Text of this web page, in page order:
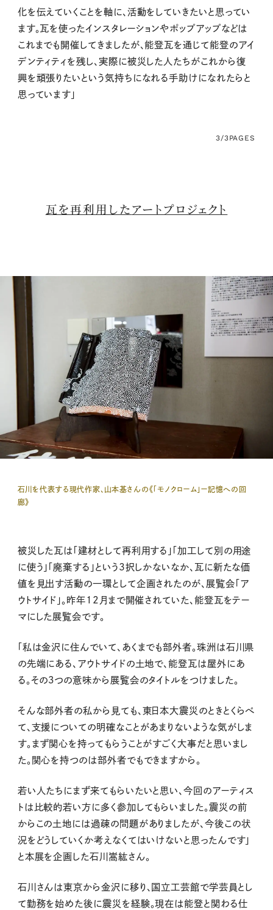
化を伝えていくことを軸に、活動をしていきたいと思ってい
ます。瓦を使ったインスタレーションやポップアップなどは
これまでも開催してきましたが、能登瓦を通じて能登のアイ
デンティティを残し、実際に被災した人たちがこれから復
興を頑張りたいという気持ちになれる手助けになれたらと
思っています」
3/3PAGES
瓦を再利用したアートプロジェクト
石川を代表する現代作家、山本基さんの《「モノクローム」ー記憶への回
廊》
被災した瓦は「建材として再利用する」「加工して別の用途
に使う」「廃棄する」という3択しかないなか、瓦に新たな価
値を見出す活動の一環として企画されたのが、展覧会「ア
ウトサイド」。昨年12月まで開催されていた、能登瓦をテー
マにした展覧会です。
「私は金沢に住んでいて、あくまでも部外者。珠洲は石川県
の先端にある、アウトサイドの土地で、能登瓦は屋外にあ
る。その３つの意味から展覧会のタイトルをつけました。
そんな部外者の私から見ても、東日本大震災のときとくらべ
て、支援についての明確なことがあまりないような気がしま
す。まず関心を持ってもらうことがすごく大事だと思いまし
た。関心を持つのは部外者でもできますから。
若い人たちにまず来てもらいたいと思い、今回のアーティス
トは比較的若い方に多く参加してもらいました。震災の前
からこの土地には過疎の問題がありましたが、今後この状
況をどうしていくか考えなくてはいけないと思ったんです」
と本展を企画した石川嵩紘さん。
石川さんは東京から金沢に移り、国立工芸館で学芸員とし
て勤務を始めた後に震災を経験。現在は能登と関わる仕